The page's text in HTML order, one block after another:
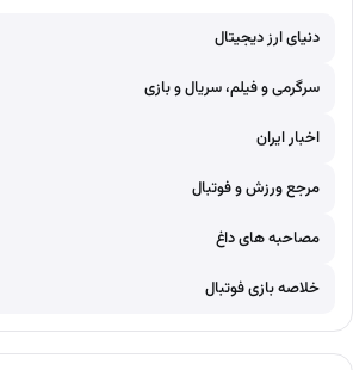
دنیای ارز دیجیتال
سرگرمی و فیلم، سریال و بازی
اخبار ایران
مرجع ورزش و فوتبال
مصاحبه های داغ
خلاصه بازی فوتبال